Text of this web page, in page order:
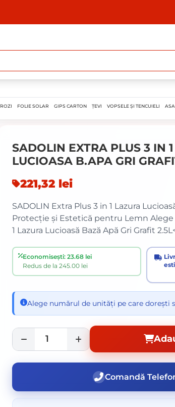
FOLIE SOLAR GIPS CARTON ȚEVI VOPSELE ȘI TENCUIELI
SADOLIN EXTRA PLUS 3 IN
LUCIOASA B.APA GRI
221,32 lei
SADOLIN Extra Plus 3 in 1 Lazura
Protecție și Estetică pentru Lemn Alege
1 Lazura Lucioasă Bază Apă Gri Grafit
Economisești: 23.68 lei
Redus de la 245.00 lei
Alege numărul de unități pe care dorești
Comandă